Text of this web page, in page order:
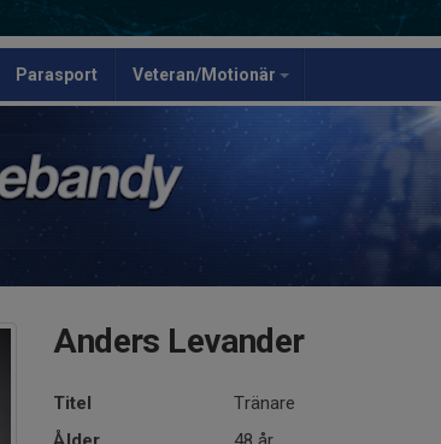
Parasport Veteran/Motionär
Anders Levander
Titel
Tränare